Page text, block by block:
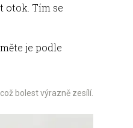
otok. Tím se
je podle
bolest výrazně zesílí.